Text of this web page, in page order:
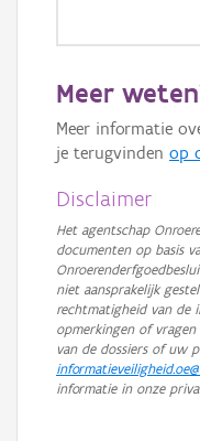
Meer
Meer informatie
je terugvinden op
Disclaimer
Het agentschap
documenten op basis
niet aansprakelijk
rechtmatigheid van de
opmerkingen of
van de dossiers of uw
informatie in onze